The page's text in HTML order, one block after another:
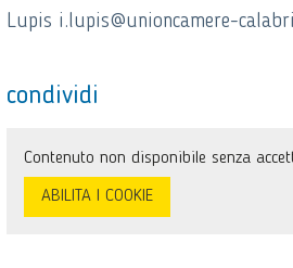
Lupis i.lupis@unioncamere-
condividi
Contenuto non disponibile senza
ABILITA I COOKIE